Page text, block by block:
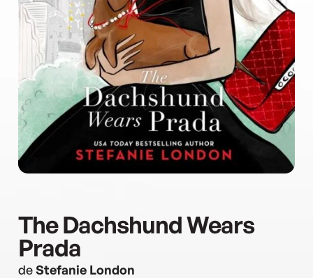
The Dachshund Wears
Prada
deStefanie London